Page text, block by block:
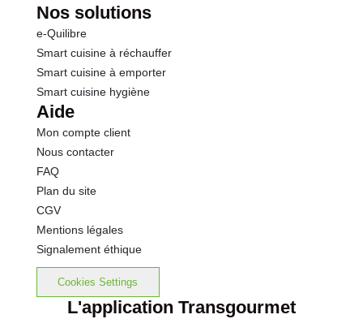
Nos solutions
e-Quilibre
Smart cuisine à réchauffer
Smart cuisine à emporter
Smart cuisine hygiène
Aide
Mon compte client
Nous contacter
FAQ
Plan du site
CGV
Mentions légales
Signalement éthique
Cookies Settings
L'application Transgourmet